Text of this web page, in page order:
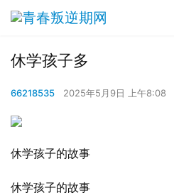
休学孩子多
66218535 2025年5月9日 上午8:08
休学孩子的故事
休学孩子的故事